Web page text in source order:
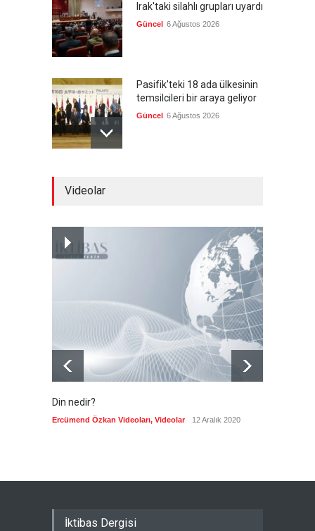
Irak'taki silahlı grupları uyardı
Güncel 6 Ağustos 2026
Pasifik'teki 18 ada ülkesinin
temsilcileri bir araya geliyor
Güncel 6 Ağustos 2026
Japonya, nükleer silah
karşıtlığını teyid etmedi
6 Ağustos 2026
Videolar
Din nedir?
Ercümend Özkan Videoları, Videolar 12 Aralık 2020
İktibas Dergisi